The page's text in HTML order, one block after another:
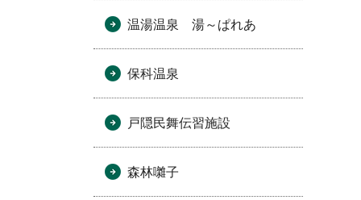
温湯温泉 湯～ぱれあ
保科温泉
戸隠民舞伝習施設
森林囃子